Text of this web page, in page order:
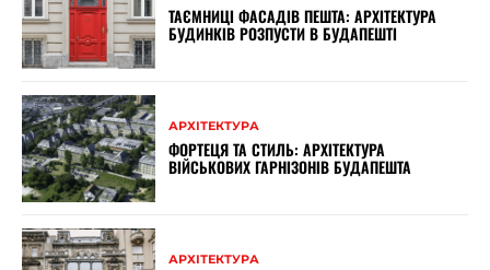
ТАЄМНИЦІ ФАСАДІВ ПЕШТА: АРХІТЕКТУРА
БУДИНКІВ РОЗПУСТИ В БУДАПЕШТІ
АРХІТЕКТУРА
ФОРТЕЦЯ ТА СТИЛЬ: АРХІТЕКТУРА
ВІЙСЬКОВИХ ГАРНІЗОНІВ БУДАПЕШТА
АРХІТЕКТУРА